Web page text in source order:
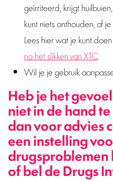
geïrriteerd, krijgt
kunt niets onthouden, of
Lees hier wat je kunt doen
na het slikken van XTC
Wil je je gebruik
Heb je het
niet in de hand
dan voor advies
een instelling
drugsproblemen
of bel de Drugs